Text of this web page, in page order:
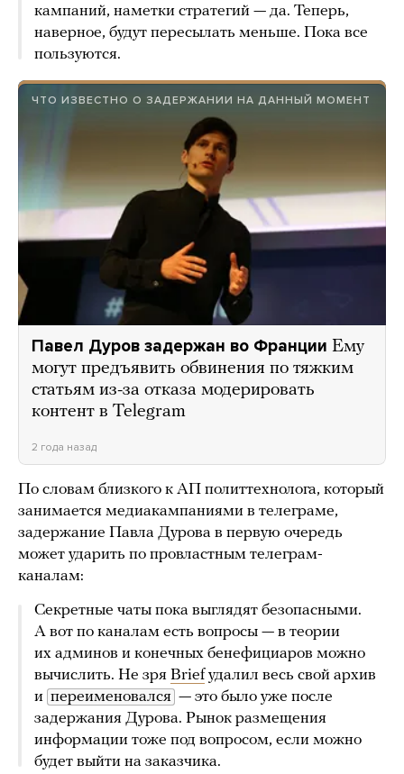
кампаний, наметки стратегий — да. Теперь,
наверное, будут пересылать меньше. Пока все
пользуются.
ЧТО ИЗВЕСТНО О ЗАДЕРЖАНИИ НА ДАННЫЙ МОМЕНТ
Павел Дуров задержан во Франции Ему
могут предъявить обвинения по тяжким
статьям из-за отказа модерировать
контент в Telegram
2 года назад
По словам близкого к АП политтехнолога, который
занимается медиакампаниями в телеграме,
задержание Павла Дурова в первую очередь
может ударить по провластным телеграм-
каналам:
Секретные чаты пока выглядят безопасными.
А вот по каналам есть вопросы — в теории
их админов и конечных бенефициаров можно
вычислить. Не зря Brief удалил весь свой архив
и переименовался — это было уже после
задержания Дурова. Рынок размещения
информации тоже под вопросом, если можно
будет выйти на заказчика.